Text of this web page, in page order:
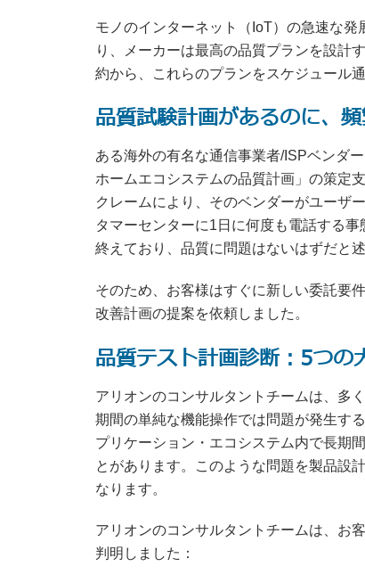
モノのインターネット（IoT）の急速な
り、メーカーは最高の品質プランを設計
約から、これらのプランをスケジュール
品質試験計画があるのに、
ある海外の有名な通信事業者/ISPベンダ
ホームエコシステムの品質計画」の策定
クレームにより、そのベンダーがユーザ
タマーセンターに1日に何度も電話する
終えており、品質に問題はないはずだと述
そのため、お客様はすぐに新しい委託要
改善計画の提案を依頼しました。
品質テスト計画診断：5つの
アリオンのコンサルタントチームは、多
期間の単純な機能操作では問題が発生す
プリケーション・エコシステム内で長期
とがあります。このような問題を製品設
なります。
アリオンのコンサルタントチームは、お
判明しました：